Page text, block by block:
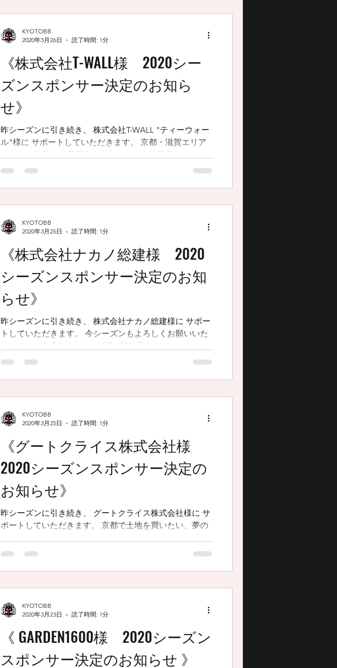
《株式会社T-WALL様 2020シー
ズンスポンサー決定のお知ら
せ》
昨シーズンに引き続き、 株式会社T-WALL "ティーウォー
ル"様に サポートしていただきます。 京都・滋賀エリア
でクロス張替えや床工事を中心とした内装工事をやって
おられます。 ぜひクロスの張り替えを考えられている方
KYOTOBB
2020年3月26日
読了時間: 1分
《株式会社ナカノ総建様 2020
シーズンスポンサー決定のお知
らせ》
昨シーズンに引き続き、 株式会社ナカノ総建様に サポー
トしていただきます。 今シーズンもよろしくお願いいた
します。 #株式会社ナカノ総建 #解体屋さん #kyotobb
#kyotobbexe #京都一丸
KYOTOBB
2020年3月25日
読了時間: 1分
《グートクライス株式会社様
2020シーズンスポンサー決定の
お知らせ》
昨シーズンに引き続き、 グートクライス株式会社様に サ
ポートしていただきます。 京都で土地を買いたい、夢の
マイホームを建てたい そんな時はグートクライス株式会
社様にご相談なさってはどうでしょうか。 今シーズンも
KYOTOBB
2020年3月25日
読了時間: 1分
《 GARDEN1600様 2020シーズン
スポンサー決定のお知らせ 》
KYOTOBB
2020年3月23日
読了時間: 1分